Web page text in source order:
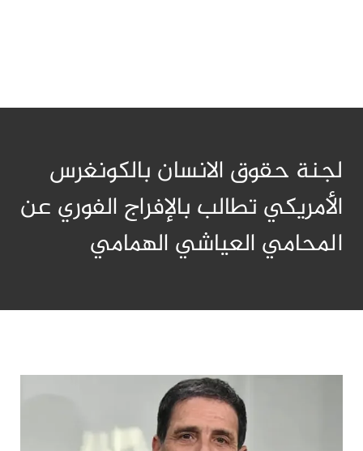
لجنة حقوق الانسان بالكونغرس
الأمريكي تطالب بالإفراج الفوري عن
المحامي العياشي الهمامي